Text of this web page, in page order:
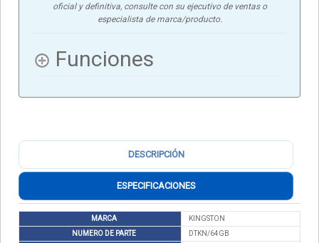
oficial y definitiva, consulte con su ejecutivo de ventas o
especialista de marca/producto.
Funciones
DESCRIPCIÓN
ESPECIFICACIONES
MARCA
KINGSTON
NUMERO DE PARTE
DTKN/64GB